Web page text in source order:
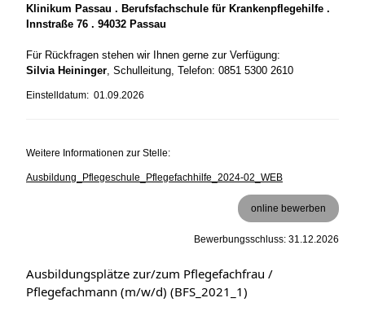
Klinikum Passau . Berufsfachschule für Krankenpflegehilfe .
Innstraße 76 . 94032 Passau
Für Rückfragen stehen wir Ihnen gerne zur Verfügung:
Silvia Heininger , Schulleitung, Telefon: 0851 5300 2610
Einstelldatum: 01.09.2026
Weitere Informationen zur Stelle:
Ausbildung_Pflegeschule_Pflegefachhilfe_2024-02_WEB
online bewerben
Bewerbungsschluss: 31.12.2026
Ausbildungsplätze zur/zum Pflegefachfrau /
Pflegefachmann (m/w/d) (BFS_2021_1)